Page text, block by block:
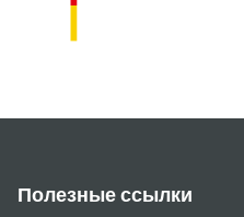
Полезные ссылки